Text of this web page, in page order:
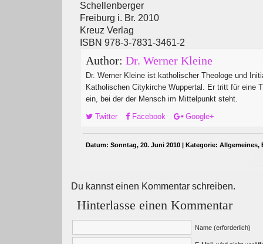
Schellenberger
Freiburg i. Br. 2010
Kreuz Verlag
ISBN 978-3-7831-3461-2
Author:Dr. Werner Kleine
Dr. Werner Kleine ist katholischer Theologe und
Katholischen Citykirche Wuppertal. Er tritt für eine
ein, bei der der Mensch im Mittelpunkt steht.
Twitter
Facebook Google+
Datum: Sonntag, 20. Juni 2010 | Kategorie: Allgemeines,
Du kannst einen Kommentar schreiben.
Hinterlasse einen Kommentar
Name (erforderlich)